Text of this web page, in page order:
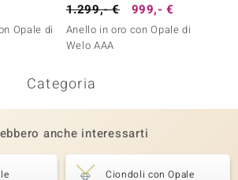
Opale di
1.299,- € 999,- €
Anello in oro con Opale di
Welo AAA
Categoria
anche interessarti
Ciondoli con Opale